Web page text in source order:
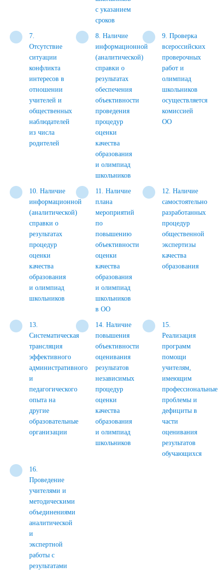
с указанием
сроков
7.
Отсутствие
ситуации
конфликта
интересов в
отношении
учителей и
общественных
наблюдателей
из числа
родителей
8. Наличие
информационной
(аналитической)
справки о
результатах
обеспечения
объективности
проведения
процедур
оценки
качества
образования
и олимпиад
школьников
9. Проверка
всероссийских
проверочных
работ и
олимпиад
школьников
осуществляется
комиссией
ОО
10. Наличие
информационной
(аналитической)
справки о
результатах
процедур
оценки
качества
образования
и олимпиад
школьников
11. Наличие
плана
мероприятий
по
повышению
объективности
оценки
качества
образования
и олимпиад
школьников
в ОО
12. Наличие
самостоятельно
разработанных
процедур
общественной
экспертизы
качества
образования
13.
Систематическая
трансляция
эффективного
административного
и
педагогического
опыта на
другие
образовательные
организации
14. Наличие
повышения
объективности
оценивания
результатов
независимых
процедур
оценки
качества
образования
и олимпиад
школьников
15.
Реализация
программ
помощи
учителям,
имеющим
профессиональные
проблемы и
дефициты в
части
оценивания
результатов
обучающихся
16.
Проведение
учителями и
методическими
объединениями
аналитической
и
экспертной
работы с
результатами